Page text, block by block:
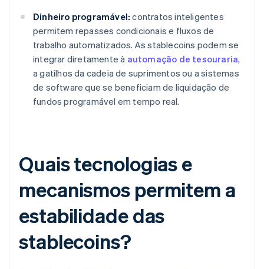
Dinheiro programável: contratos inteligentes
permitem repasses condicionais e fluxos de
trabalho automatizados. As stablecoins podem se
integrar diretamente à automação de tesouraria,
a gatilhos da cadeia de suprimentos ou a sistemas
de software que se beneficiam de liquidação de
fundos programável em tempo real.
Quais tecnologias e
mecanismos permitem a
estabilidade das
stablecoins?